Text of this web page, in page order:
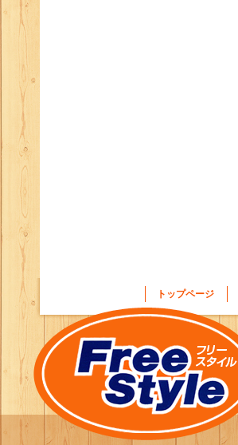
トップページ